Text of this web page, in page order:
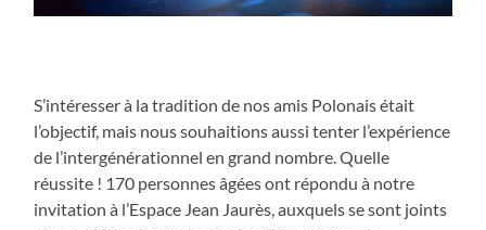
S’intéresser à la tradition de nos amis Polonais était
l’objectif, mais nous souhaitions aussi tenter l’expérience
de l’intergénérationnel en grand nombre. Quelle
réussite ! 170 personnes âgées ont répondu à notre
invitation à l’Espace Jean Jaurès, auxquels se sont joints